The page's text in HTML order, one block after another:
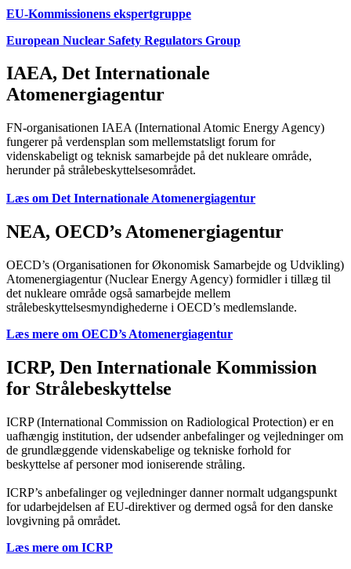
EU-Kommissionens ekspertgruppe
European Nuclear Safety Regulators Group
IAEA, Det Internationale
Atomenergiagentur
FN-organisationen IAEA (International Atomic Energy Agency)
fungerer på verdensplan som mellemstatsligt forum for
videnskabeligt og teknisk samarbejde på det nukleare område,
herunder på strålebeskyttelsesområdet.
Læs om Det Internationale Atomenergiagentur
NEA, OECD’s Atomenergiagentur
OECD’s (Organisationen for Økonomisk Samarbejde og Udvikling)
Atomenergiagentur (Nuclear Energy Agency) formidler i tillæg til
det nukleare område også samarbejde mellem
strålebeskyttelsesmyndighederne i OECD’s medlemslande.
Læs mere om OECD’s Atomenergiagentur
ICRP, Den Internationale Kommission
for Strålebeskyttelse
ICRP (International Commission on Radiological Protection) er en
uafhængig institution, der udsender anbefalinger og vejledninger om
de grundlæggende videnskabelige og tekniske forhold for
beskyttelse af personer mod ioniserende stråling.
ICRP’s anbefalinger og vejledninger danner normalt udgangspunkt
for udarbejdelsen af EU-direktiver og dermed også for den danske
lovgivning på området.
Læs mere om ICRP